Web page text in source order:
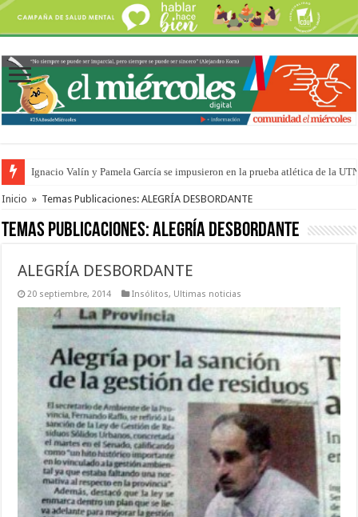
Ignacio Valín y Pamela García se impusieron en la prueba atlética de la
Traigo el litoral en mi canción: 100 años de Aníbal Sampayo
Inicio » Temas Publicaciones: ALEGRÍA DESBORDANTE
Temas Publicaciones:ALEGRÍA DESBORDANTE
ALEGRÍA DESBORDANTE
20 septiembre, 2014 Insólitos, Ultimas noticias